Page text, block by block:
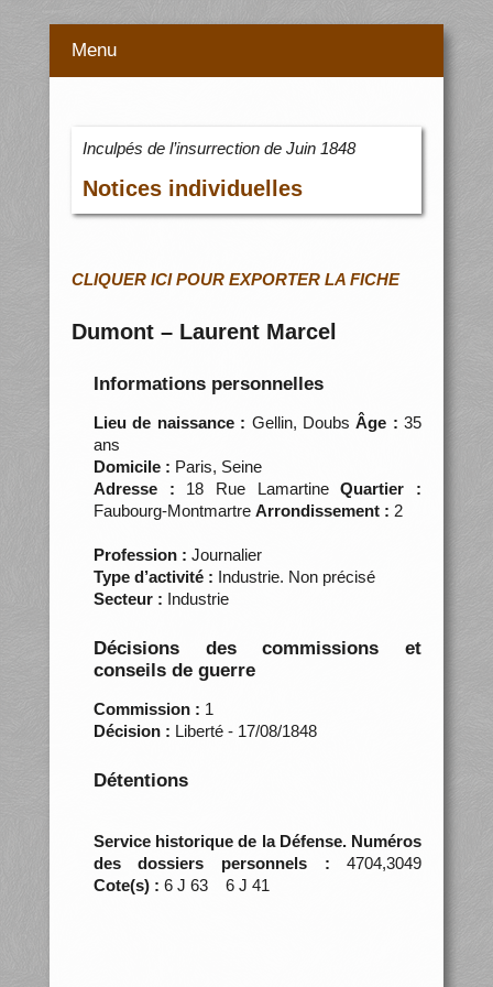
Menu
Inculpés de l’insurrection de Juin 1848
Notices individuelles
CLIQUER ICI POUR EXPORTER LA FICHE
Dumont – Laurent Marcel
Informations personnelles
Lieu de naissance : Gellin, Doubs Âge : 35
ans
Domicile : Paris, Seine
Adresse : 18 Rue LamartineQuartier :
Faubourg-Montmartre Arrondissement : 2
Profession : Journalier
Type d’activité : Industrie. Non précisé
Secteur : Industrie
Décisions des commissions et
conseils de guerre
Commission : 1
Décision : Liberté - 17/08/1848
Détentions
Service historique de la Défense. Numéros
des dossiers personnels :4704,3049
Cote(s) : 6 J 63 6 J 41